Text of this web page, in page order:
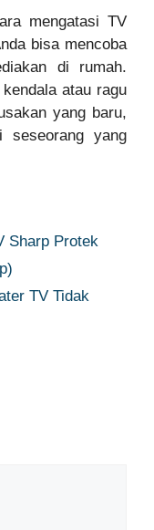
mengatasi TV
bisa mencoba
di rumah.
atau ragu
yang baru,
seseorang yang
Sharp Protek
TV Tidak